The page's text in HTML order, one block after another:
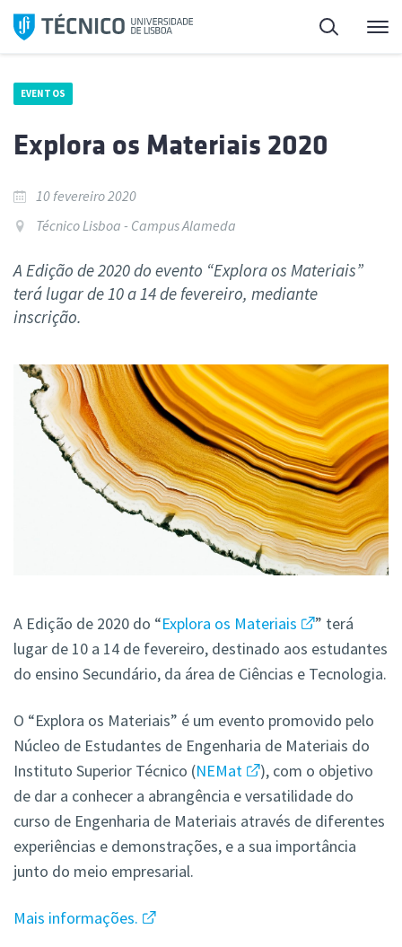
Saltar
para
Pesquisa
EVENTOS
Explora os Materiais 2020
10 fevereiro 2020
Técnico Lisboa - Campus Alameda
A Edição de 2020 do evento “Explora os Materiais”
terá lugar de 10 a 14 de fevereiro, mediante
inscrição.
A Edição de 2020 do “Explora os Materiais
” terá
lugar de 10 a 14 de fevereiro, destinado aos estudantes
do ensino Secundário, da área de Ciências e Tecnologia.
O “Explora os Materiais” é um evento promovido pelo
Núcleo de Estudantes de Engenharia de Materiais do
Instituto Superior Técnico (NEMat
), com o objetivo
de dar a conhecer a abrangência e versatilidade do
curso de Engenharia de Materiais através de diferentes
experiências e demonstrações, e a sua importância
junto do meio empresarial.
Mais informações.